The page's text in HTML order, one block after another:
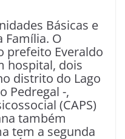
Básicas e
Família. O
prefeito Everaldo
hospital, dois
distrito do Lago
Pedregal -,
(CAPS)
também
tem a segunda